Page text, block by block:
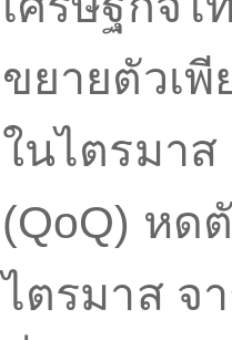
ขยายตัวเ
ในไตรมาส
(QoQ) หด
ไตรมาส จ